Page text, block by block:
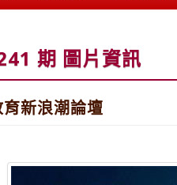
期 圖片資訊
新浪潮論壇